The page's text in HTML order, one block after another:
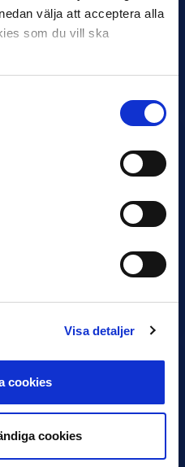
välja att acceptera alla
som du vill ska
Visa detaljer
cookies
cookies
FF